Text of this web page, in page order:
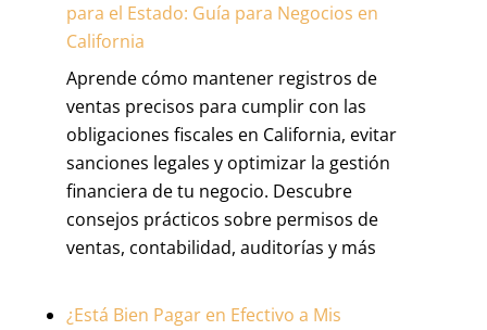
para el Estado: Guía para Negocios en
California
Aprende cómo mantener registros de
ventas precisos para cumplir con las
obligaciones fiscales en California, evitar
sanciones legales y optimizar la gestión
financiera de tu negocio. Descubre
consejos prácticos sobre permisos de
ventas, contabilidad, auditorías y más
¿Está Bien Pagar en Efectivo a Mis